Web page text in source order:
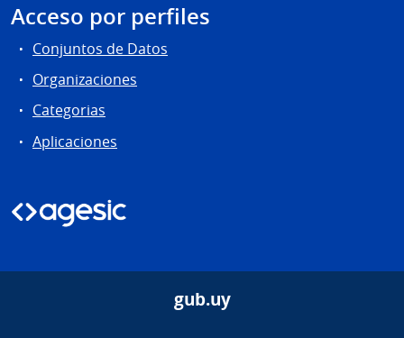
Acceso por perfiles
Conjuntos de Datos
Organizaciones
Categorias
Aplicaciones
gub.uy